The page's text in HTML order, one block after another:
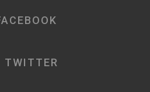
TWITTER